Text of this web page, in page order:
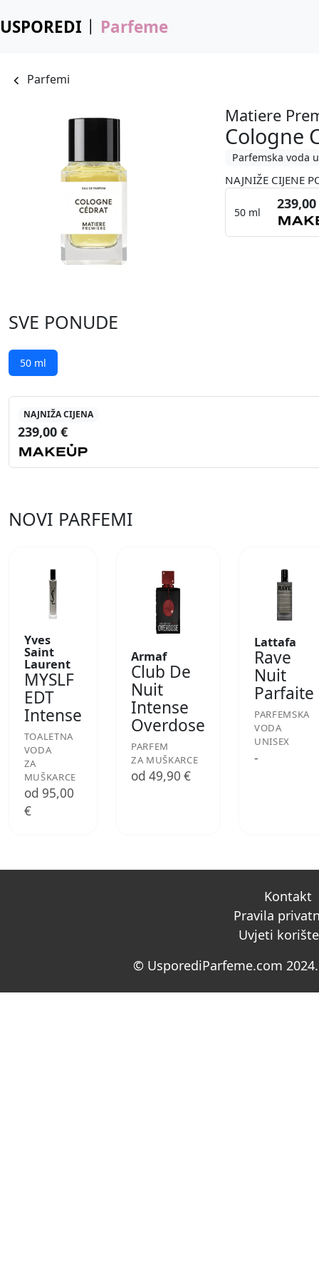
USPOREDI Parfeme
Parfemi
Matiere
Cologne
Parfemska voda
NAJNIŽE CIJENE
50 ml
SVE PONUDE
50 ml
NAJNIŽA CIJENA
239,00 €
NOVI PARFEMI
Yves
Saint
Laurent
MYSLF
EDT
Intense
TOALETNA
VODA
ZA
MUŠKARCE
od 95,00
€
Armaf
Club De
Nuit
Intense
Overdose
PARFEM
ZA MUŠKARCE
od 49,90 €
Lattafa
Rave
Nuit
Parfaite
PARFEMSKA
VODA
UNISEX
-
Kontakt
Pravila
Uvjeti
© UsporediParfeme.com